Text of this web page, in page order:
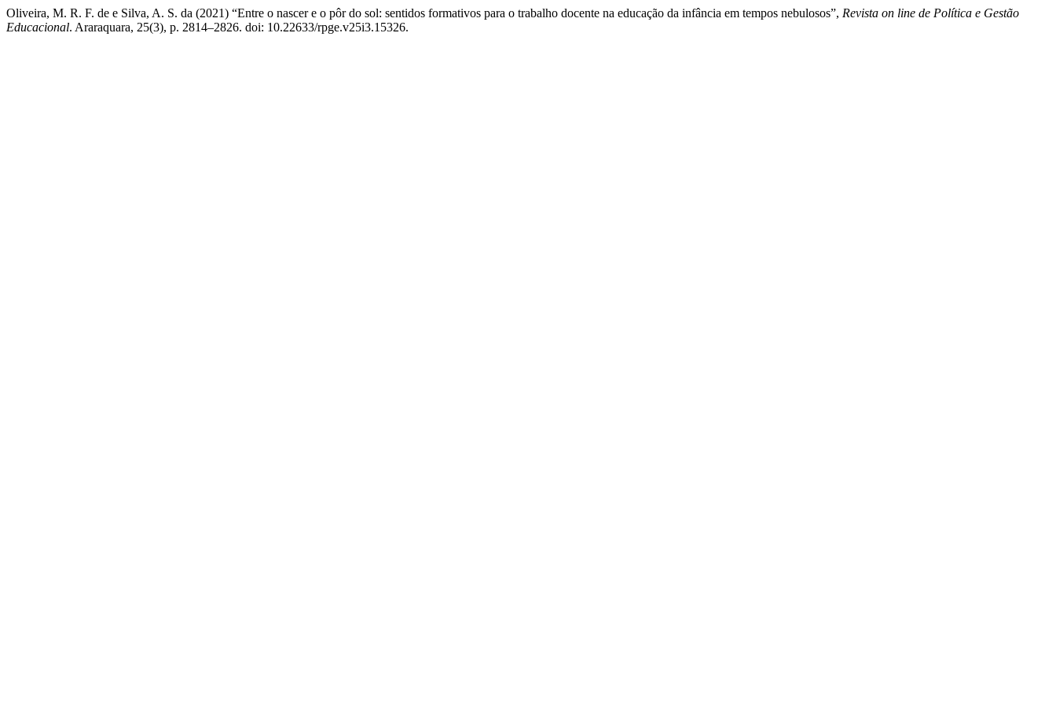
Oliveira, M. R. F. de e Silva, A. S. da (2021) “Entre o nascer e o pôr do sol: sentidos formativos para o trabalho docente na educação da infância em tempos nebulosos”, Revista on line de Política e Gestão
Educacional. Araraquara, 25(3), p. 2814–2826. doi: 10.22633/rpge.v25i3.15326.